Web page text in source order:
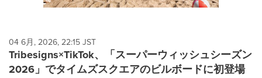
04 6月, 2026, 22:15 JST
Tribesigns×TikTok、「スーパーウィッシュシーズン
2026」でタイムズスクエアのビルボードに初登場